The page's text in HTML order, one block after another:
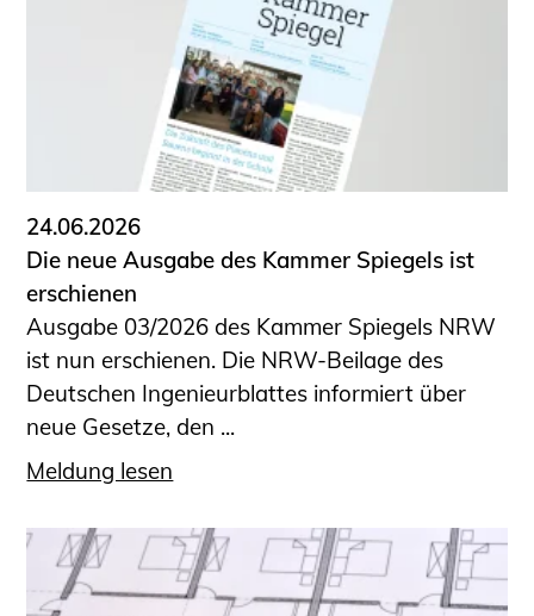
24.06.2026
Die neue Ausgabe des Kammer Spiegels ist
erschienen
Ausgabe 03/2026 des Kammer Spiegels NRW
ist nun erschienen. Die NRW-Beilage des
Deutschen Ingenieurblattes informiert über
neue Gesetze, den ...
Meldung lesen